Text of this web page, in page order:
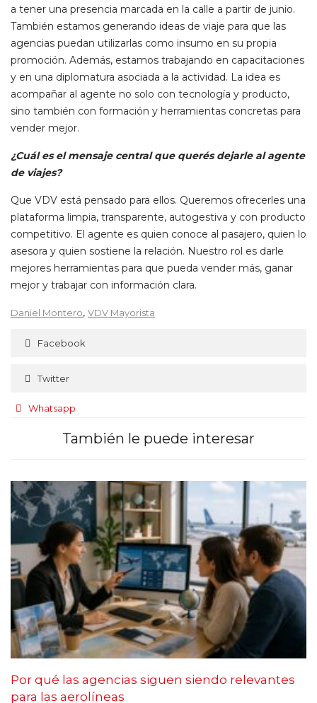
a tener una presencia marcada en la calle a partir de junio.
También estamos generando ideas de viaje para que las
agencias puedan utilizarlas como insumo en su propia
promoción. Además, estamos trabajando en capacitaciones
y en una diplomatura asociada a la actividad. La idea es
acompañar al agente no solo con tecnología y producto,
sino también con formación y herramientas concretas para
vender mejor.
¿Cuál es el mensaje central que querés dejarle al agente
de viajes?
Que VDV está pensado para ellos. Queremos ofrecerles una
plataforma limpia, transparente, autogestiva y con producto
competitivo. El agente es quien conoce al pasajero, quien lo
asesora y quien sostiene la relación. Nuestro rol es darle
mejores herramientas para que pueda vender más, ganar
mejor y trabajar con información clara.
Daniel Montero, VDV Mayorista
Facebook
Twitter
Whatsapp
También le puede interesar
Por qué las agencias siguen siendo relevantes
para las aerolíneas